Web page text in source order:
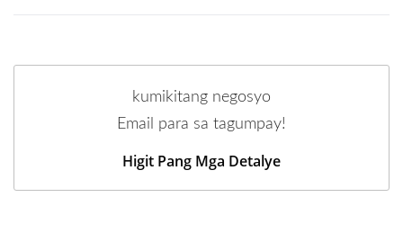
kumikitang negosyo
Email para sa tagumpay!
Higit Pang Mga Detalye